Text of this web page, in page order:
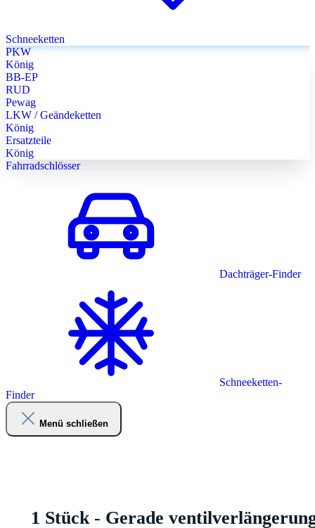
Schneeketten
PKW
König
BB-EP
RUD
Pewag
LKW / Geändeketten
König
Ersatzteile
König
Fahrradschlösser
Dachträger-Finder
Schneeketten-
Finder
Menü schließen
1 Stück - Gerade